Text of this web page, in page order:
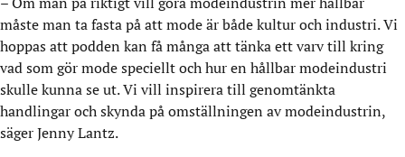
måste man ta fasta på att mode är både kultur och industri. Vi
hoppas att podden kan få många att tänka ett varv till kring
vad som gör mode speciellt och hur en hållbar modeindustri
skulle kunna se ut. Vi vill inspirera till genomtänkta
handlingar och skynda på omställningen av modeindustrin,
säger Jenny Lantz.